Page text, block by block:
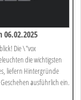
06.02.2025
Die \"vox
die wichtigsten
liefern Hintergründe
ausführlich ein.